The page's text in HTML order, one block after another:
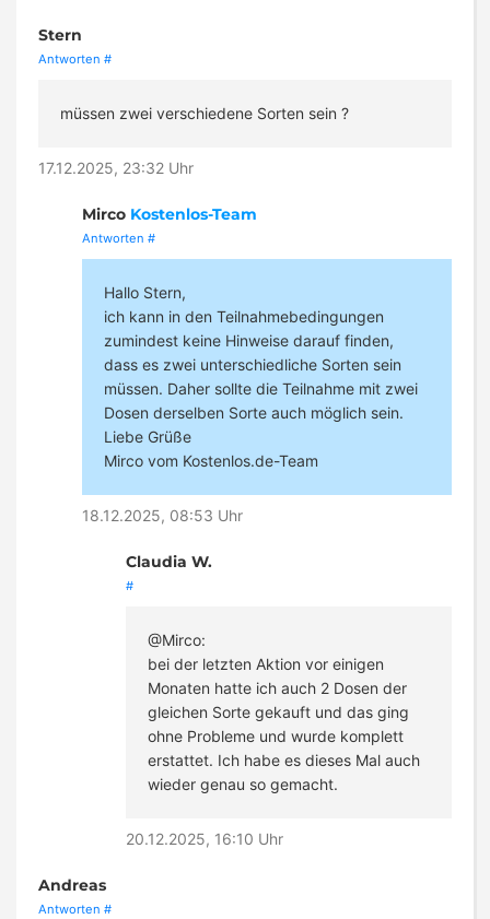
Stern
Antworten #
müssen zwei verschiedene Sorten sein ?
17.12.2025, 23:32 Uhr
Mirco Kostenlos-Team
Antworten #
Hallo Stern,
ich kann in den Teilnahmebedingungen
zumindest keine Hinweise darauf finden,
dass es zwei unterschiedliche Sorten sein
müssen. Daher sollte die Teilnahme mit zwei
Dosen derselben Sorte auch möglich sein.
Liebe Grüße
Mirco vom Kostenlos.de-Team
18.12.2025, 08:53 Uhr
Claudia W.
#
@Mirco:
bei der letzten Aktion vor einigen
Monaten hatte ich auch 2 Dosen der
gleichen Sorte gekauft und das ging
ohne Probleme und wurde komplett
erstattet. Ich habe es dieses Mal auch
wieder genau so gemacht.
20.12.2025, 16:10 Uhr
Andreas
Antworten #